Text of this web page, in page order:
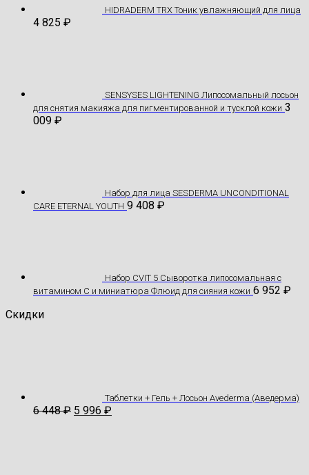
HIDRADERM TRX Тоник увлажняющий для лица
4 825 ₽
SENSYSES LIGHTENING Липосомальный лосьон
для снятия макияжа для пигментированной и тусклой кожи 3
009 ₽
Hабор для лица SESDERMA UNCONDITIONAL
CARE ETERNAL YOUTH 9 408 ₽
Набор CVIT 5 Сыворотка липосомальная с
витамином С и миниатюра Флюид для сияния кожи 6 952 ₽
Скидки
Таблетки + Гель + Лосьон Avederma (Аведерма)
6 448₽ 5 996 ₽